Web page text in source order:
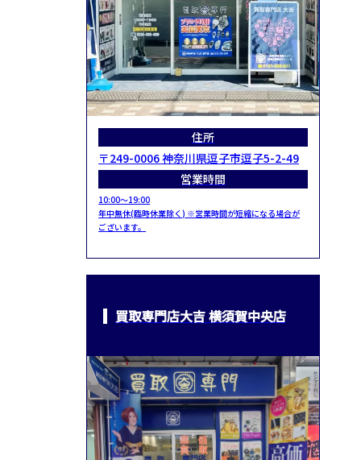
住所
〒249-0006 神奈川県逗子市逗子5-2-49
営業時間
10:00～19:00
年中無休(臨時休業除く) ※営業時間が短縮になる場合が
ございます。
買取専門店大吉 横須賀中央店